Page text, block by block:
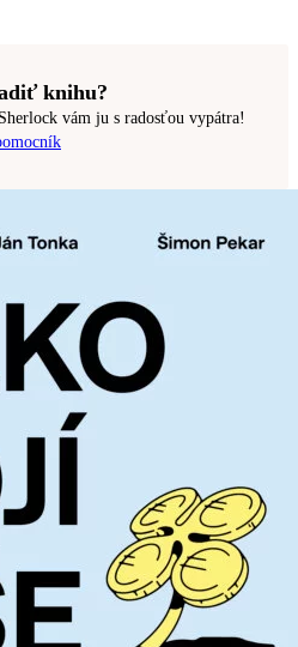
knihu?
vám ju s radosťou vypátra!